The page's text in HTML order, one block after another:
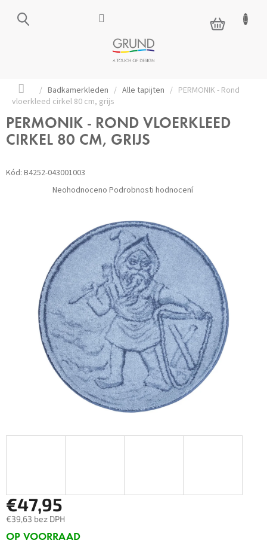
NÁKUPNÍ
KOŠÍK
Domů
/ Badkamerkleden / Alle tapijten / PERMONIK - Rond
vloerkleed cirkel 80 cm, grijs
PERMONIK - ROND VLOERKLEED
CIRKEL 80 CM, GRIJS
Kód: B4252-043001003
Průměrné
hodnocení
hvězdiček.
Neohodnoceno Podrobnosti hodnocení
€47,95
€39,63 bez DPH
Měrná
OP VOORRAAD